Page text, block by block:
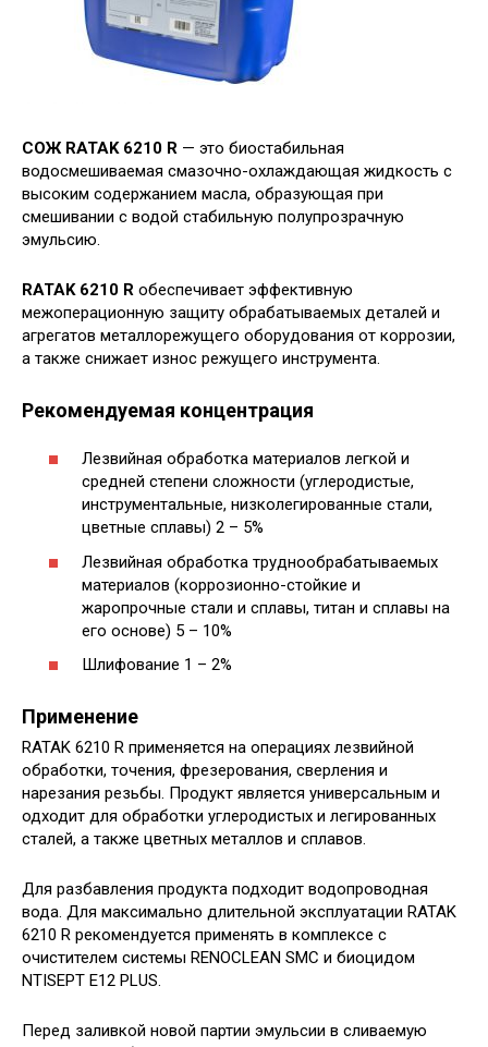
СОЖ RATAK 6210 R — это биостабильная
водосмешиваемая смазочно-охлаждающая жидкость с
высоким содержанием масла, образующая при
смешивании с водой стабильную полупрозрачную
эмульсию.
RATAK 6210 R обеспечивает эффективную
межоперационную защиту обрабатываемых деталей и
агрегатов металлорежущего оборудования от коррозии,
а также снижает износ режущего инструмента.
Рекомендуемая концентрация
Лезвийная обработка материалов легкой и
средней степени сложности (углеродистые,
инструментальные, низколегированные стали,
цветные сплавы) 2 – 5%
Лезвийная обработка труднообрабатываемых
материалов (коррозионно-стойкие и
жаропрочные стали и сплавы, титан и сплавы на
его основе) 5 – 10%
Шлифование 1 – 2%
Применение
RATAK 6210 R применяется на операциях лезвийной
обработки, точения, фрезерования, сверления и
нарезания резьбы. Продукт является универсальным и
одходит для обработки углеродистых и легированных
сталей, а также цветных металлов и сплавов.
Для разбавления продукта подходит водопроводная
вода. Для максимально длительной эксплуатации RATAK
6210 R рекомендуется применять в комплексе с
очистителем системы RENOCLEAN SMC и биоцидом
NTISEPT E12 PLUS.
Перед заливкой новой партии эмульсии в сливаемую